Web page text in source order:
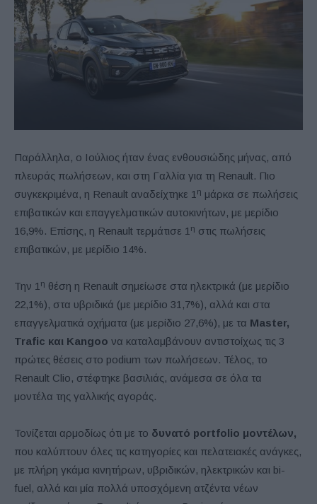
Παράλληλα, ο Ιούλιος ήταν ένας ενθουσιώδης μήνας, από
πλευράς πωλήσεων, και στη Γαλλία για τη Renault. Πιο
συγκεκριμένα, η Renault αναδείχτηκε 1 η μάρκα σε πωλήσεις
επιβατικών και επαγγελματικών αυτοκινήτων, με μερίδιο
16,9%. Επίσης, η Renault τερμάτισε 1 η στις πωλήσεις
επιβατικών, με μερίδιο 14%.
Την 1 η θέση η Renault σημείωσε στα ηλεκτρικά (με μερίδιο
22,1%), στα υβριδικά (με μερίδιο 31,7%), αλλά και στα
επαγγελματικά οχήματα (με μερίδιο 27,6%), με τα Master,
Trafic και Kangoo να καταλαμβάνουν αντιστοίχως τις 3
πρώτες θέσεις στο podium των πωλήσεων. Τέλος, το
Renault Clio, στέφτηκε βασιλιάς, ανάμεσα σε όλα τα
μοντέλα της γαλλικής αγοράς.
Τονίζεται αρμοδίως ότι με το δυνατό portfolio μοντέλων,
που καλύπτουν όλες τις κατηγορίες και πελατειακές ανάγκες,
με πλήρη γκάμα κινητήρων, υβριδικών, ηλεκτρικών και bi-
fuel, αλλά και μία πολλά υποσχόμενη ατζέντα νέων